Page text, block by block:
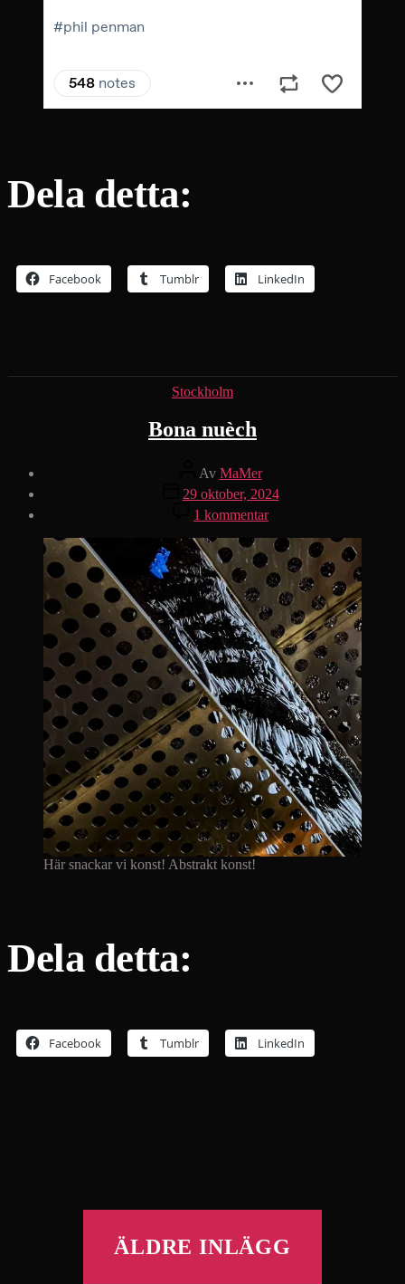
Dela detta:
Facebook Tumblr LinkedIn
Kategorier
Stockholm
Bona nuèch
Inläggsförfattare
Av MaMer
Inläggsdatum
29 oktober, 2024
1 kommentartill
Bona
nuèch
Här snackar vi konst! Abstrakt konst!
Dela detta:
Facebook Tumblr LinkedIn
ÄLDRE INLÄGG